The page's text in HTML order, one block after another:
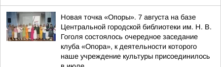
Новая точка «Опоры». 7 августа на базе
Центральной городской библиотеки им. Н. В.
Гоголя состоялось очередное заседание
клуба «Опора», к деятельности которого
наше учреждение культуры присоединилось